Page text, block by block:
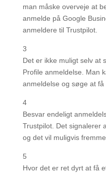
man måske overveje at
anmelde på Google
anmeldere til Trustpilot.
3
Det er ikke muligt selv at
Profile anmeldelse. Man
anmeldelse og søge at
4
Besvar endeligt
Trustpilot. Det signalerer
og det vil muligvis
5
Hvor det er ret dyrt at få